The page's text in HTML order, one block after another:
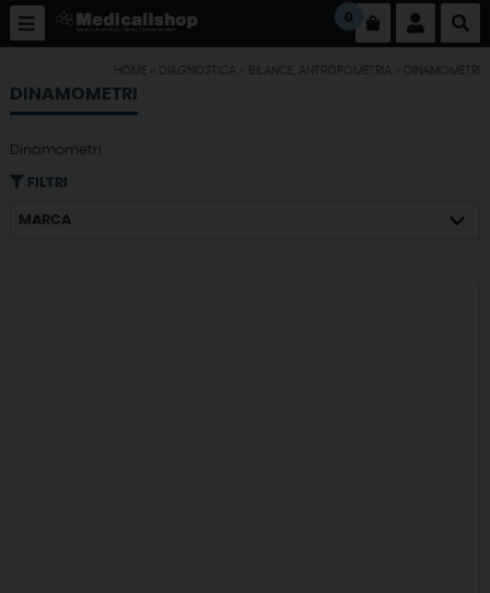
0
HOME DIAGNOSTICA BILANCE, ANTROPOMETRIA DINAMOMETRI
DINAMOMETRI
Dinamometri
FILTRI
MARCA